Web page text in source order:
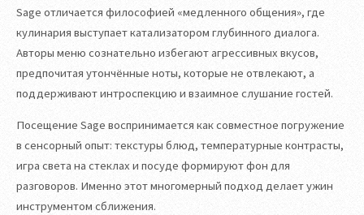
Sage отличается философией «медленного общения», где
кулинария выступает катализатором глубинного диалога.
Авторы меню сознательно избегают агрессивных вкусов,
предпочитая утончённые ноты, которые не отвлекают, а
поддерживают интроспекцию и взаимное слушание гостей.
Посещение Sage воспринимается как совместное погружение
в сенсорный опыт: текстуры блюд, температурные контрасты,
игра света на стеклах и посуде формируют фон для
разговоров. Именно этот многомерный подход делает ужин
инструментом сближения.